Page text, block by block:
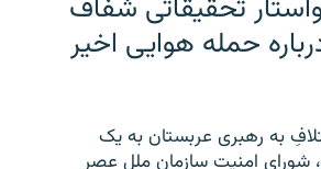
تحقیقاتی شفاف
حمله هوایی اخیر
به رهبری عربستان به یک
شورای امنیت سازمان ملل عصر